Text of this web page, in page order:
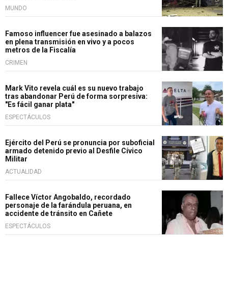
MUNDO
Famoso influencer fue asesinado a balazos
en plena transmisión en vivo y a pocos
metros de la Fiscalía
CRIMEN
Mark Vito revela cuál es su nuevo trabajo
tras abandonar Perú de forma sorpresiva:
"Es fácil ganar plata"
ESPECTÁCULOS
Ejército del Perú se pronuncia por suboficial
armado detenido previo al Desfile Cívico
Militar
ACTUALIDAD
Fallece Víctor Angobaldo, recordado
personaje de la farándula peruana, en
accidente de tránsito en Cañete
ESPECTÁCULOS